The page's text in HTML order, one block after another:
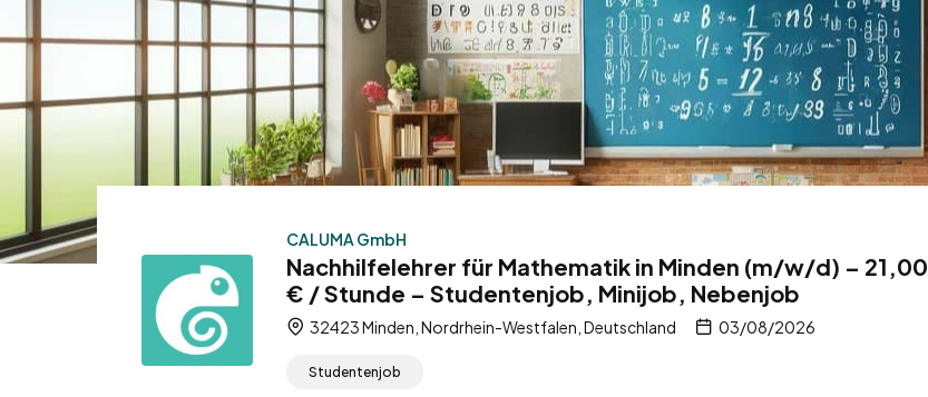
CALUMA GmbH
Nachhilfelehrer für Mathematik in Minden (m/w/d) – 21,00
€ / Stunde – Studentenjob, Minijob, Nebenjob
32423 Minden, Nordrhein-Westfalen, Deutschland 03/08/2026
Studentenjob